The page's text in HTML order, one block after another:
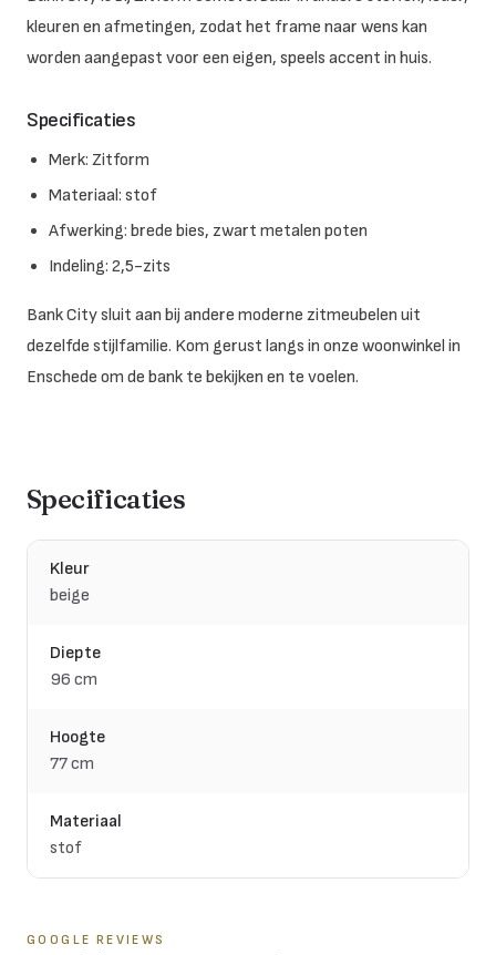
kleuren en afmetingen, zodat het frame naar wens kan
worden aangepast voor een eigen, speels accent in huis.
Specificaties
Merk: Zitform
Materiaal: stof
Afwerking: brede bies, zwart metalen poten
Indeling: 2,5-zits
Bank City sluit aan bij andere moderne zitmeubelen uit
dezelfde stijlfamilie. Kom gerust langs in onze woonwinkel in
Enschede om de bank te bekijken en te voelen.
Specificaties
Kleur
beige
Diepte
96 cm
Hoogte
77 cm
Materiaal
stof
GOOGLE REVIEWS